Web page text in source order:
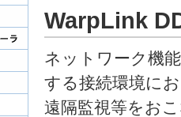
WarpLink
ネットワーク機
する接続環境に
遠隔監視等をお